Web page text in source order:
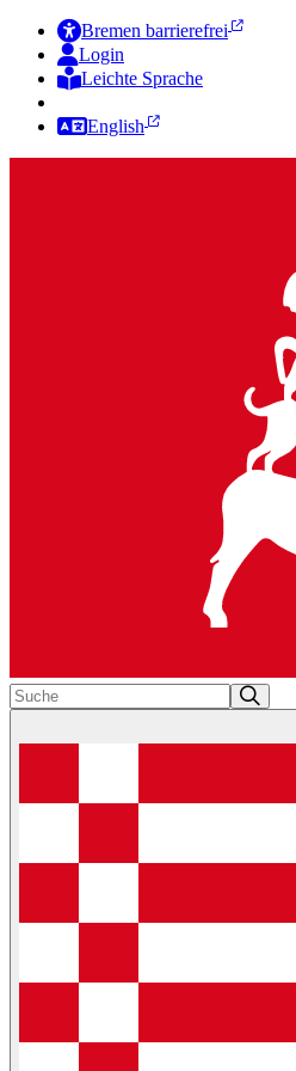
Bremen barrierefrei
Login
Leichte Sprache
English